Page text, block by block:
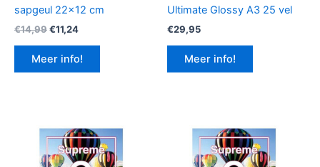
sapgeul 22×12 cm
€14,99Oorspronkelijke
was:
€14,99.
€11,24Huidige
is:
€11,24.
Meer info!
Ultimate Glossy A3 25 vel
€29,95
Meer info!